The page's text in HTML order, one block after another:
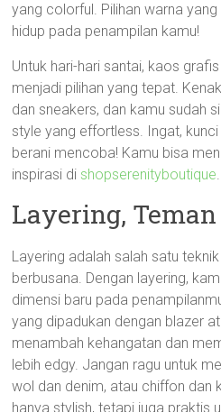
yang colorful. Pilihan warna
hidup pada penampilan kamu!
Untuk hari-hari santai, kaos
menjadi pilihan yang tepat.
dan sneakers, dan kamu sudah
style yang effortless. Ingat,
berani mencoba! Kamu bisa
inspirasi di shopserenityboutique.
Layering,
Layering adalah salah satu
berbusana. Dengan layering,
dimensi baru pada
yang dipadukan dengan blazer
menambah kehangatan dan
lebih edgy. Jangan ragu untuk
wol dan denim, atau chiffon dan
hanya stylish, tetapi juga praktis